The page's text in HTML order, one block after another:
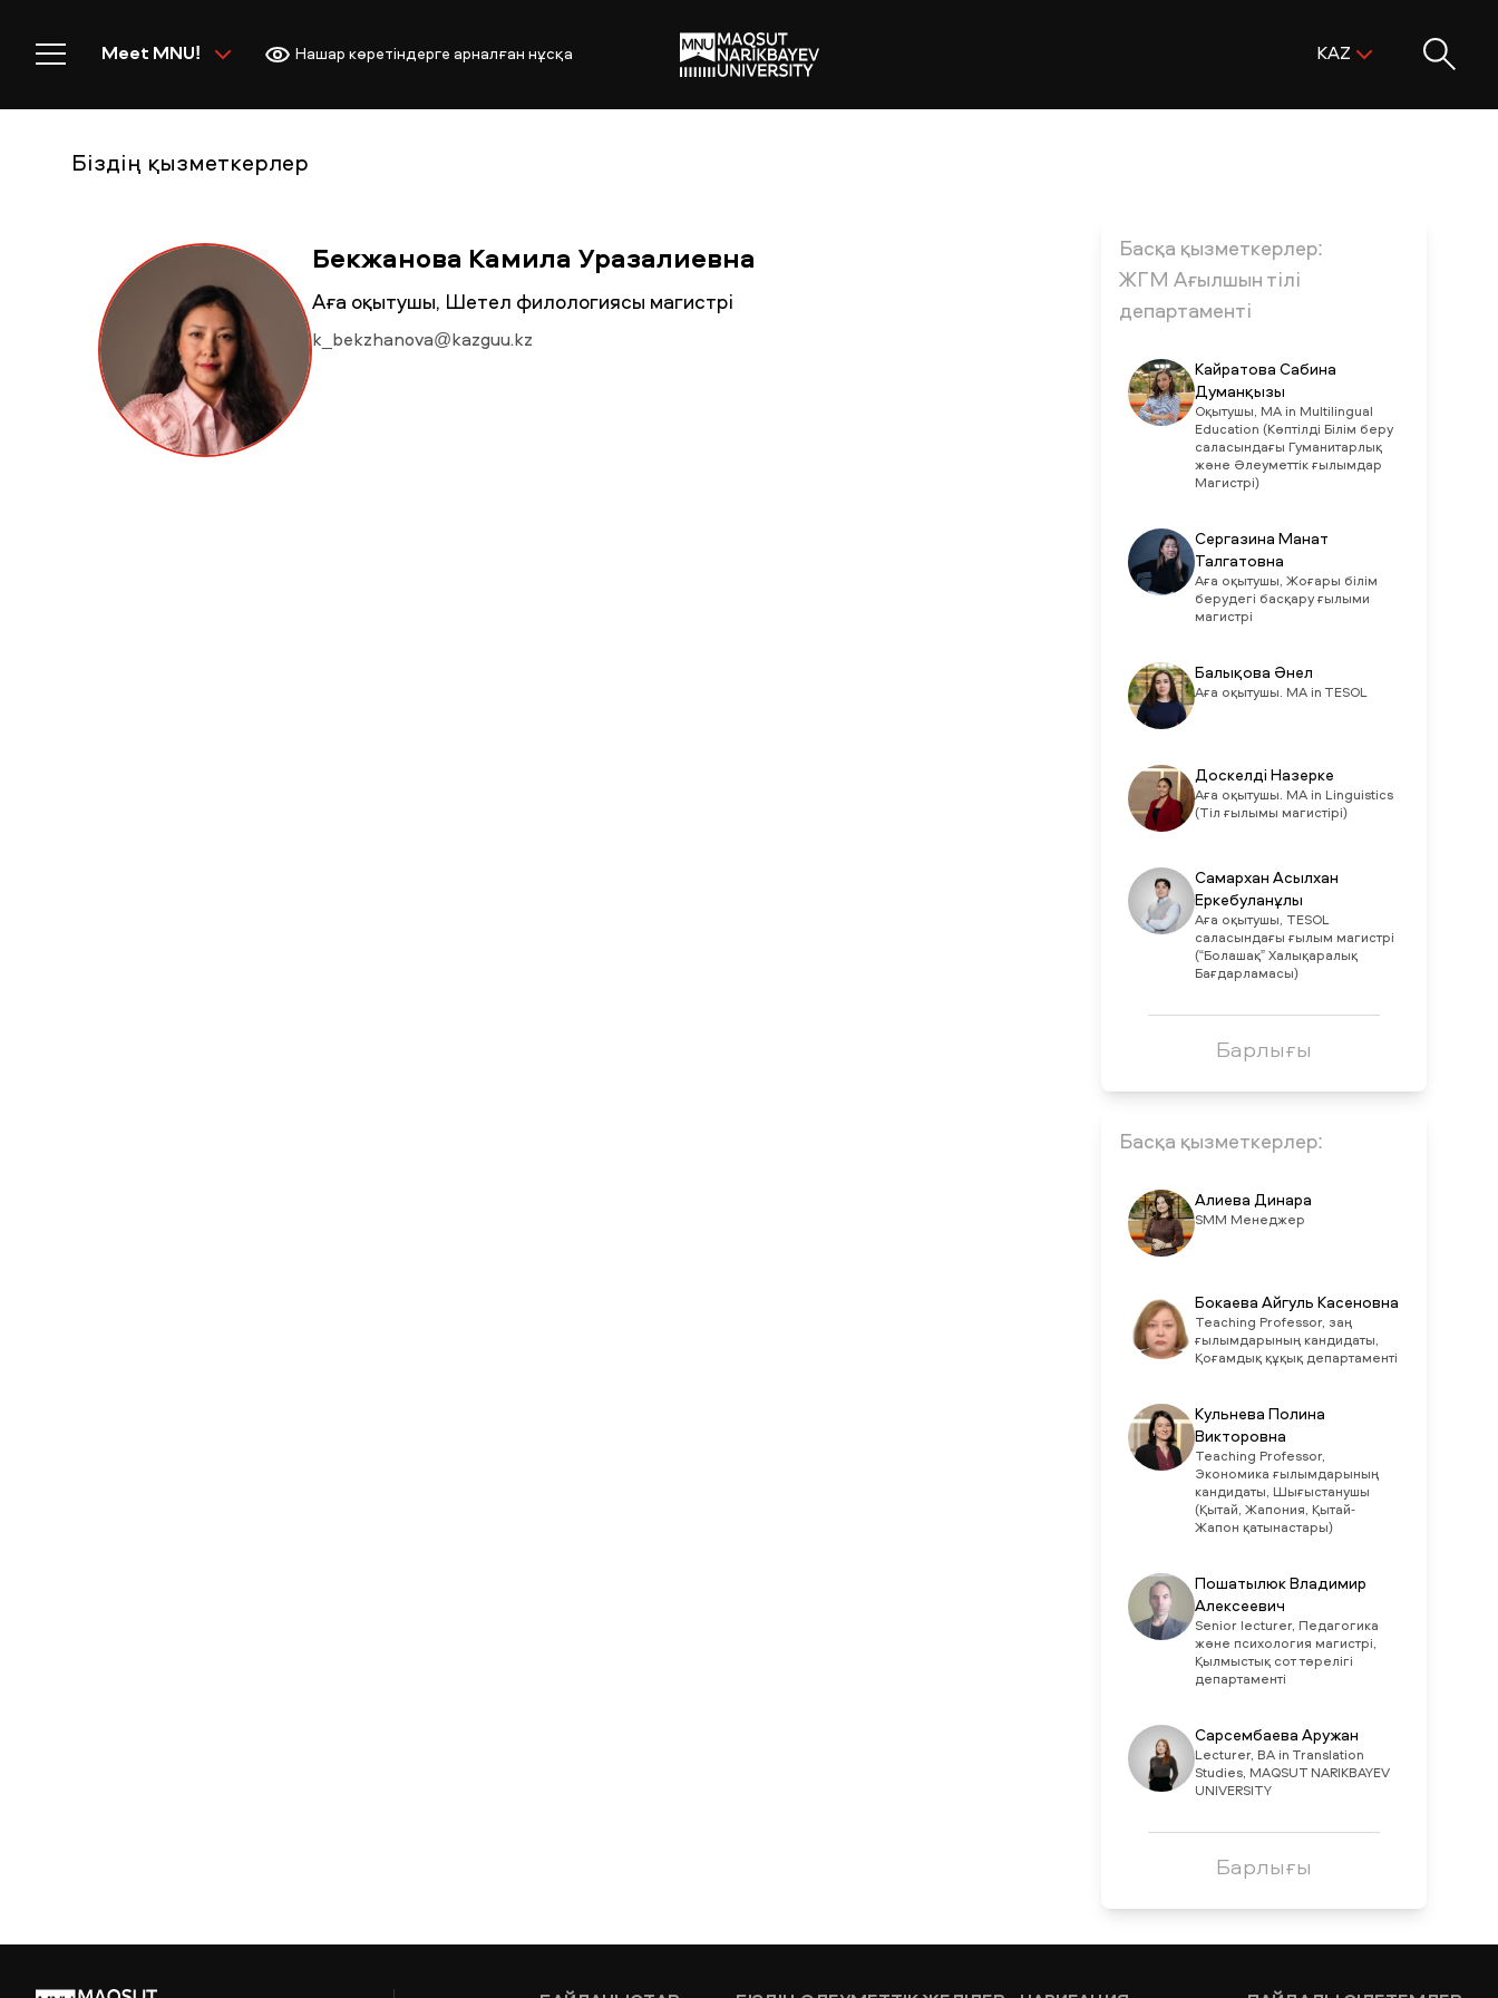
Meet MNU! Нашар көретіндерге арналған нұсқа KAZ
Басты бет
MNU-ге қош келдіңіз!
Академиялық өмір
Біздің қызметкерлер
Бекжанова Камила Уразалиевна
Аға оқытушы, Шетел филологиясы магистрі
k_bekzhanova@kazguu.kz
Басқа қызметкерлер:
ЖГМ Ағылшын тілі
департаменті
Кайратова Сабина
Думанқызы
Оқытушы, MA in Multilingual
Education (Көптілді Білім беру
саласындағы Гуманитарлық
және Әлеуметтік ғылымдар
Магистрі)
Сергазина Манат
Талгатовна
Аға оқытушы, Жоғары білім
берудегі басқару ғылыми
магистрі
Балықова Әнел
Аға оқытушы. MA in TESOL
Доскелді Назерке
Аға оқытушы. MA in Linguistics
(Тіл ғылымы магистірі)
Самархан Асылхан
Еркебуланұлы
Аға оқытушы, TESOL
саласындағы ғылым магистрі
(“Болашақ” Халықаралық
Бағдарламасы)
Барлығы
Басқа қызметкерлер:
Алиева Динара
SMM Менеджер
Бокаева Айгуль Касеновна
Teaching Professor, заң
ғылымдарының кандидаты,
Қоғамдық құқық департаменті
Кульнева Полина
Викторовна
Teaching Professor,
Экономика ғылымдарының
кандидаты, Шығыстанушы
(Қытай, Жапония, Қытай-
Жапон қатынастары)
Пошатылюк Владимир
Алексеевич
Senior lecturer, Педагогика
және психология магистрі,
Қылмыстық сот төрелігі
департаменті
Сарсембаева Аружан
Lecturer, BA in Translation
Studies, MAQSUT NARIKBAYEV
UNIVERSITY
Барлығы